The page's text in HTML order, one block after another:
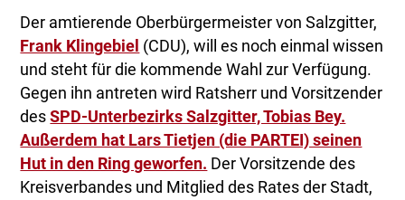
Der amtierende Oberbürgermeister von Salzgitter,
Frank Klingebiel (CDU), will es noch einmal wissen
und steht für die kommende Wahl zur Verfügung.
Gegen ihn antreten wird Ratsherr und Vorsitzender
desSPD-Unterbezirks Salzgitter, Tobias Bey.
Außerdem hat Lars Tietjen (die PARTEI) seinen
Hut in den Ring geworfen. Der Vorsitzende des
Kreisverbandes und Mitglied des Rates der Stadt,